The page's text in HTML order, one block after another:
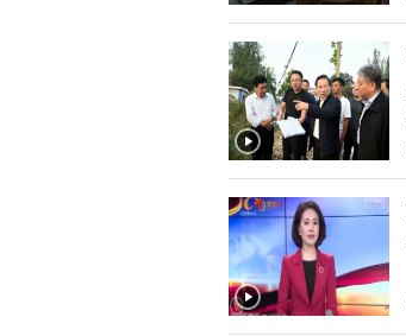
" title="李干杰：我们打的
是一场改善环境质量的攻
坚战">
" title="加快推动碳交易落
地落实 更好实现绿色低碳
发展">